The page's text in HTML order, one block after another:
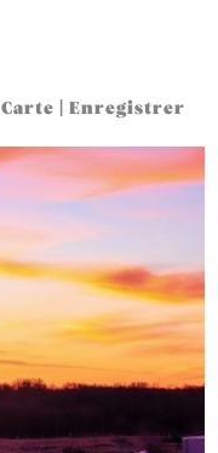
Carte Enregistrer